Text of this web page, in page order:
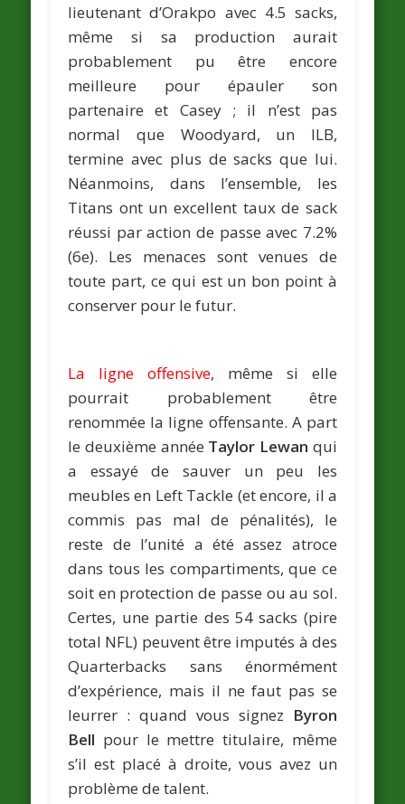
lieutenant d’Orakpo avec 4.5 sacks,
même si sa production aurait
probablement pu être encore
meilleure pour épauler son
partenaire et Casey ; il n’est pas
normal que Woodyard, un ILB,
termine avec plus de sacks que lui.
Néanmoins, dans l’ensemble, les
Titans ont un excellent taux de sack
réussi par action de passe avec 7.2%
(6e). Les menaces sont venues de
toute part, ce qui est un bon point à
conserver pour le futur.
La ligne offensive, même si elle
pourrait probablement être
renommée la ligne offensante. A part
le deuxième année Taylor Lewan qui
a essayé de sauver un peu les
meubles en Left Tackle (et encore, il a
commis pas mal de pénalités), le
reste de l’unité a été assez atroce
dans tous les compartiments, que ce
soit en protection de passe ou au sol.
Certes, une partie des 54 sacks (pire
total NFL) peuvent être imputés à des
Quarterbacks sans énormément
d’expérience, mais il ne faut pas se
leurrer : quand vous signez Byron
Bell pour le mettre titulaire, même
s’il est placé à droite, vous avez un
problème de talent.